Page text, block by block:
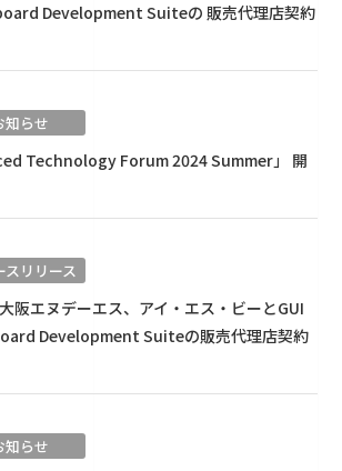
Development Suiteの 販売代理店契約
知らせ
Technology Forum 2024 Summer」 開
スリリース
阪エヌデーエス、アイ・エス・ビーとGUI
Development Suiteの販売代理店契約
知らせ